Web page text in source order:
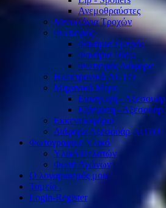
Ανεμοθραύστες
Μπουλόνια Τροχών
Φωτισμός
Φανάρια Εμπρός
Φανάρια Πίσω
Φωτισμός Διάφορα
Ηλεκτρονικά AUTO
Μηχανικά Μέρη
Εισαγωγή - Αξεσουάρ
Εξάτμιση - Αξεσουάρ
Εκκεντροφόροι
Διάφορα Αξεσουάρ AUTO
Φωτογραφικό Υλικό
Υλικό Πελατών
Φωτό Αγώνων
Ο λογαριασμός μου
Ταμείο .
Login-Register